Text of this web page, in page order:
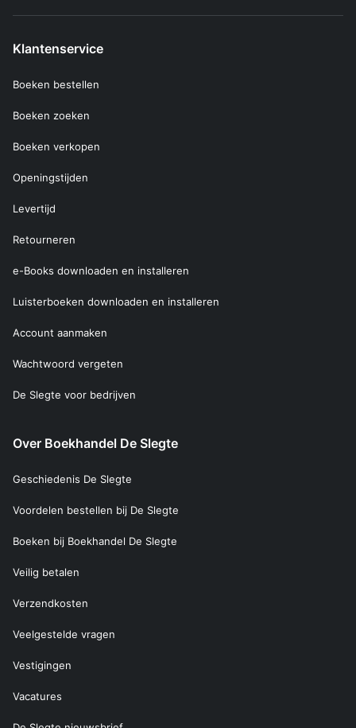
Klantenservice
Boeken bestellen
Boeken zoeken
Boeken verkopen
Openingstijden
Levertijd
Retourneren
e-Books downloaden en installeren
Luisterboeken downloaden en installeren
Account aanmaken
Wachtwoord vergeten
De Slegte voor bedrijven
Over Boekhandel De Slegte
Geschiedenis De Slegte
Voordelen bestellen bij De Slegte
Boeken bij Boekhandel De Slegte
Veilig betalen
Verzendkosten
Veelgestelde vragen
Vestigingen
Vacatures